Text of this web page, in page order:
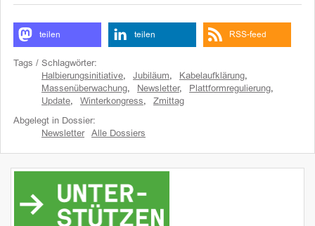
teilen teilen RSS-feed
Tags / Schlagwörter:
Halbierungsinitiative, Jubiläum, Kabelaufklärung,
Massenüberwachung, Newsletter, Plattformregulierung,
Update, Winterkongress, Zmittag
Abgelegt in Dossier:
Newsletter
Alle Dossiers